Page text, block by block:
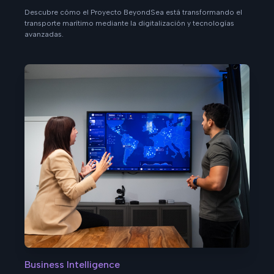
Descubre cómo el Proyecto BeyondSea está transformando el
transporte marítimo mediante la digitalización y tecnologías
avanzadas.
Business Intelligence